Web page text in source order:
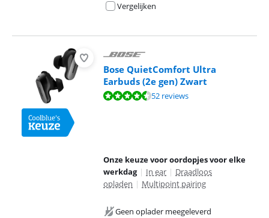
Vergelijken
Bose QuietComfort Ultra
Earbuds (2e gen) Zwart
Beoordeling is 9,0 van de 10, gebaseerd op 52 reviews.
52 reviews
Onze keuze voor oordopjes voor elke
werkdag | In ear | Draadloos
opladen | Multipoint pairing
Geen oplader meegeleverd